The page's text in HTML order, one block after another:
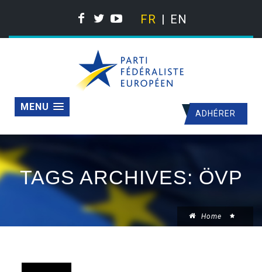
FR EN
ADHÉRER
MENU
TAGS ARCHIVES: ÖVP
Home